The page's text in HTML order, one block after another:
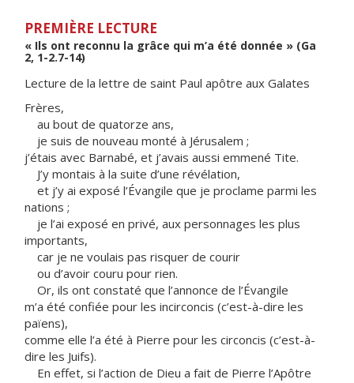
PREMIÈRE LECTURE
« Ils ont reconnu la grâce qui m’a été donnée » (Ga
2, 1-2.7-14)
Lecture de la lettre de saint Paul apôtre aux Galates
Frères,
au bout de quatorze ans,
je suis de nouveau monté à Jérusalem ;
j’étais avec Barnabé, et j’avais aussi emmené Tite.
J’y montais à la suite d’une révélation,
et j’y ai exposé l’Évangile que je proclame parmi les
nations ;
je l’ai exposé en privé, aux personnages les plus
importants,
car je ne voulais pas risquer de courir
ou d’avoir couru pour rien.
Or, ils ont constaté que l’annonce de l’Évangile
m’a été confiée pour les incirconcis (c’est-à-dire les
païens),
comme elle l’a été à Pierre pour les circoncis (c’est-à-
dire les Juifs).
En effet, si l’action de Dieu a fait de Pierre l’Apôtre